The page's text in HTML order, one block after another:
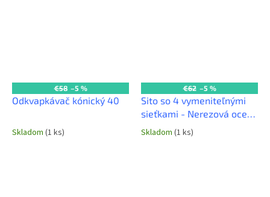
€58 –5 %
Odkvapkávač kónický 40
Skladom (1 ks)
€62 –5 %
Sito so 4 vymeniteľnými
sieťkami - Nerezová oceľ -
cm 35
Skladom (1 ks)